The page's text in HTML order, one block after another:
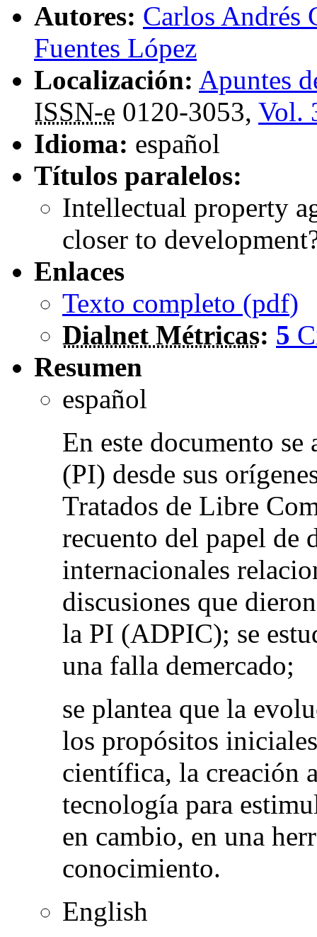
Autores: Carlos Andrés
Fuentes López
Localización: Apuntes
ISSN-e 0120-3053, Vol.
Idioma: español
Títulos paralelos:
Intellectual property
closer to
Enlaces
Texto completo (pdf)
Dialnet Métricas: 5
Resumen
español
En este documento
(PI) desde sus
Tratados de Libre
recuento del papel de
internacionales
discusiones que
la PI (ADPIC); se
una falla demercado;
se plantea que la
los propósitos
científica, la creación
tecnología para
en cambio, en una
conocimiento.
English